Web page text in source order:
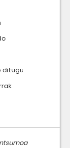
ditugu